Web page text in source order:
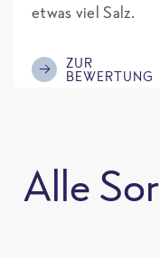
etwas viel Salz.
ZUR
BEWERTUNG
Alle